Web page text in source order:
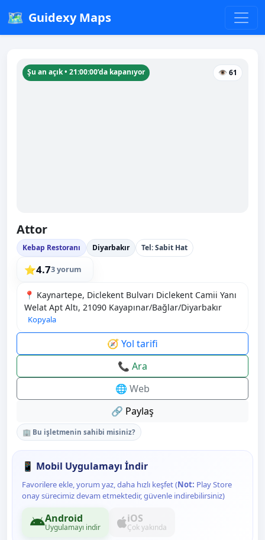
🗺️ Guidexy Maps
Şu an açık • 21:00:00’da kapanıyor 👁 61
Attor
Kebap Restoranı Diyarbakır Tel: Sabit Hat
⭐4.73 yorum
📍 Kaynartepe, Diclekent Bulvarı Diclekent Camii Yanı
Welat Apt Altı, 21090 Kayapınar/Bağlar/Diyarbakır
Kopyala
🧭 Yol tarifi
📞 Ara
🌐 Web
🔗 Paylaş
🏢 Bu işletmenin sahibi misiniz?
📱 Mobil Uygulamayı İndir
Favorilere ekle, yorum yaz, daha hızlı keşfet (Not: Play Store
onay sürecimiz devam etmektedir, güvenle indirebilirsiniz)
Android
Uygulamayı indir
iOS
Çok yakında